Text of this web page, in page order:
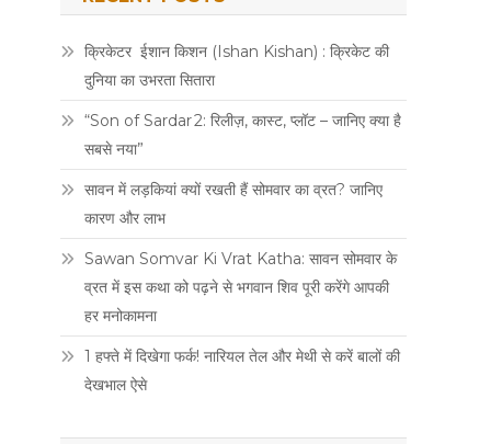
क्रिकेटर ईशान किशन (Ishan Kishan) : क्रिकेट की
दुनिया का उभरता सितारा
“Son of Sardar 2: रिलीज़, कास्ट, प्लॉट – जानिए क्या है
सबसे नया”
सावन में लड़कियां क्यों रखती हैं सोमवार का व्रत? जानिए
कारण और लाभ
Sawan Somvar Ki Vrat Katha: सावन सोमवार के
व्रत में इस कथा को पढ़ने से भगवान शिव पूरी करेंगे आपकी
हर मनोकामना
1 हफ्ते में दिखेगा फर्क! नारियल तेल और मेथी से करें बालों की
देखभाल ऐसे